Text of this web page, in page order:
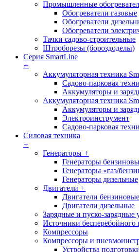
Промышленные
Обогреватели газовые
Обогреватели
Обогреватели
Тачки садово-строительные
Штроборезы (бороздоделы)
Серия SmartLine
+
Аккумуляторная техника
Садово-парковая
Аккумуляторы и
Аккумуляторная техника
Аккумуляторы и
Электроинструмент
Садово-парковая
Силовая техника
+
Генераторы +
Генераторы
Генераторы «газ/
Генераторы дизельные
Двигатели +
Двигатели бензиновые
Двигатели дизельные
Зарядные и пуско-зарядные
Источники бесперебойного
Компрессоры
Компрессоры и
Устройства